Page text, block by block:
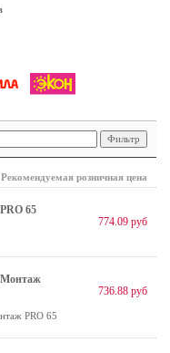
Рекомендуемая розничная цена
65
774.09 руб
Монтаж
PRO 65
736.88 руб